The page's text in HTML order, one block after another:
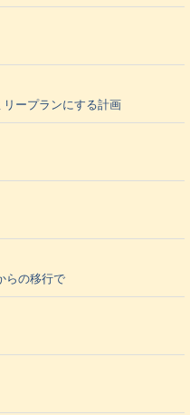
ープランにする計画
らの移行で